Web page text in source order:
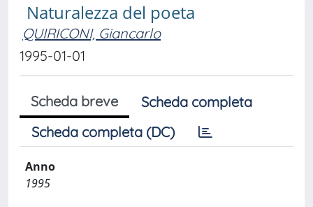
Naturalezza del poeta
QUIRICONI, Giancarlo
1995-01-01
Scheda breve
Scheda completa
Scheda completa (DC)
Anno
1995